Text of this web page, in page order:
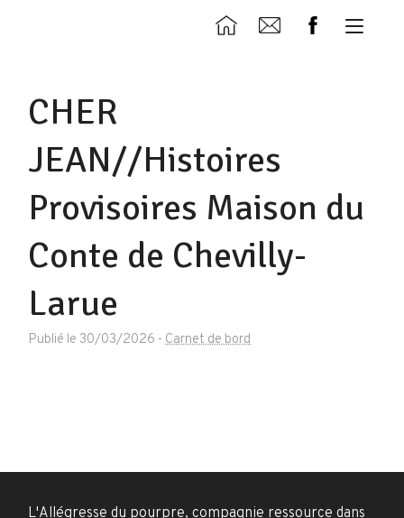
CHER
JEAN//Histoires
Provisoires Maison du
Conte de Chevilly-
Larue
Publié le 30/03/2026 -Carnet de bord
L'Allégresse du pourpre, compagnie ressource dans